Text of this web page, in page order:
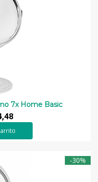
7x Home Basic
-30%